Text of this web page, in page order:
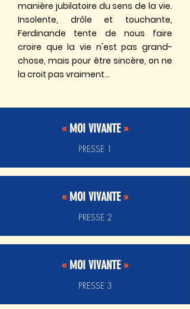
manière jubilatoire du sens de la vie.
Insolente, drôle et touchante,
Ferdinande tente de nous faire
croire que la vie n'est pas grand-
chose, mais pour être sincère, on ne
la croit pas vraiment...
« MOI VIVANTE »
PRESSE 1
« MOI VIVANTE »
PRESSE 2
« MOI VIVANTE »
PRESSE 3